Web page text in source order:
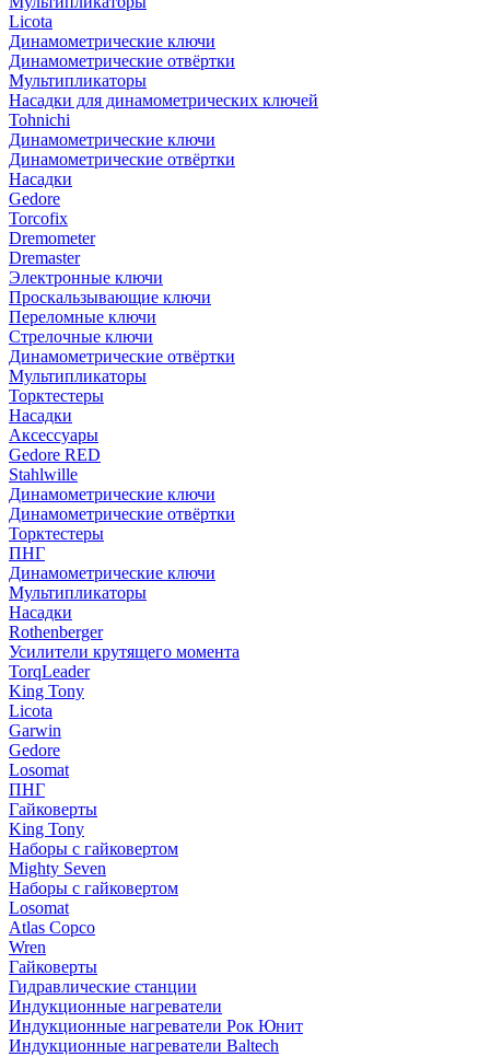
Licota
Динамометрические ключи
Динамометрические отвёртки
Мультипликаторы
Насадки для динамометрических ключей
Tohnichi
Динамометрические ключи
Динамометрические отвёртки
Насадки
Gedore
Torcofix
Dremometer
Dremaster
Электронные ключи
Проскальзывающие ключи
Переломные ключи
Стрелочные ключи
Динамометрические отвёртки
Мультипликаторы
Торктестеры
Насадки
Аксессуары
Gedore RED
Stahlwille
Динамометрические ключи
Динамометрические отвёртки
Торктестеры
ПНГ
Динамометрические ключи
Мультипликаторы
Насадки
Rothenberger
Усилители крутящего момента
TorqLeader
King Tony
Licota
Garwin
Gedore
Losomat
ПНГ
Гайковерты
King Tony
Наборы с гайковертом
Mighty Seven
Наборы с гайковертом
Losomat
Atlas Copco
Wren
Гайковерты
Гидравлические станции
Индукционные нагреватели
Индукционные нагреватели Рок Юнит
Индукционные нагреватели Baltech